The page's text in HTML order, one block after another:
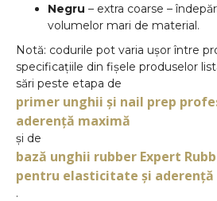
Negru – extra coarse –
volumelor mari de material.
Notă: codurile pot varia ușor între
specificațiile din fișele produselor
sări peste etapa de
primer unghii și nail prep
aderență maximă
și de
bază unghii rubber Expert
pentru elasticitate și aderență
.